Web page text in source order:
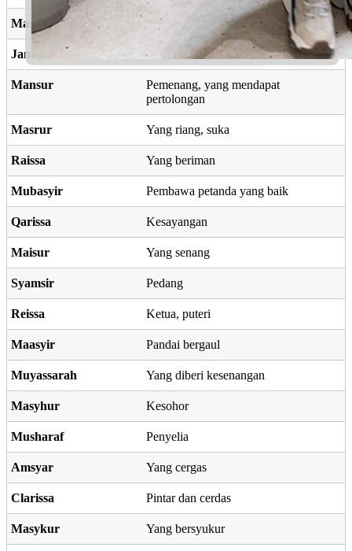
Masyruh Lapang dada
Jamsyir Kecantikan
Mansur
Pemenang, yang mendapat
pertolongan
Masrur Yang riang, suka
Raissa Yang beriman
Mubasyir Pembawa petanda yang baik
Qarissa Kesayangan
Maisur Yang senang
Syamsir Pedang
Reissa Ketua, puteri
Maasyir Pandai bergaul
Muyassarah Yang diberi kesenangan
Masyhur Kesohor
Musharaf Penyelia
Amsyar Yang cergas
Clarissa Pintar dan cerdas
Masykur Yang bersyukur